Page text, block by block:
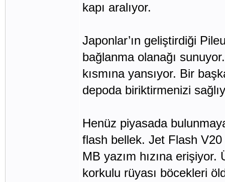
kapı aralıyor.
Japonlar’ın geliştirdiği
bağlanma olanağı
kısmına yansıyor. Bir
depoda biriktirmenizi
Henüz piyasada
flash bellek. Jet Flash
MB yazım hızına
korkulu rüyası böcekleri